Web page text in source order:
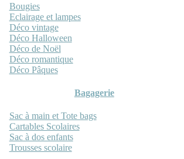
Bougies
Eclairage et lampes
Déco vintage
Déco Halloween
Déco de Noël
Déco romantique
Déco Pâques
Bagagerie
Sac à main et Tote bags
Cartables Scolaires
Sac à dos enfants
Trousses scolaire